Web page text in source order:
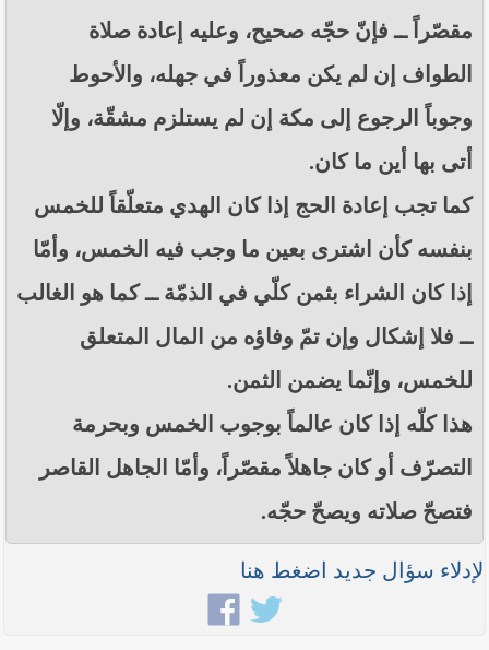
مقصّراً ــ فإنّ حجّه صحيح، وعليه إعادة صلاة
الطواف إن لم يكن معذوراً في جهله، والأحوط
وجوباً الرجوع إلى مكة إن لم يستلزم مشقّة، وإلّا
أتى بها أين ما كان.
كما تجب إعادة الحج إذا كان الهدي متعلّقاً للخمس
بنفسه كأن اشترى بعين ما وجب فيه الخمس، وأمّا
إذا كان الشراء بثمن كلّي في الذمّة ــ كما هو الغالب
ــ فلا إشكال وإن تمّ وفاؤه من المال المتعلق
للخمس، وإنّما يضمن الثمن.
هذا كلّه إذا كان عالماً بوجوب الخمس وبحرمة
التصرّف أو كان جاهلاً مقصّراً، وأمّا الجاهل القاصر
فتصحّ صلاته ويصحّ حجّه.
لإدلاء سؤال جديد اضغط هنا